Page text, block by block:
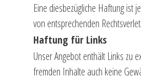
Eine diesbezügliche Haftung ist
von entsprechenden
Haftung für Links
Unser Angebot enthält Links zu
fremden Inhalte auch keine